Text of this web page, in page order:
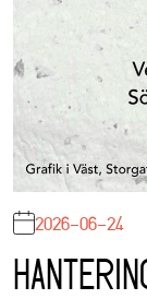
2026-06-24